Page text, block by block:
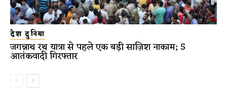
देश दुनिया
जगन्नाथ रथ यात्रा से पहले एक बड़ी साज़िश नाकाम; 5
आतंकवादी गिरफ्तार